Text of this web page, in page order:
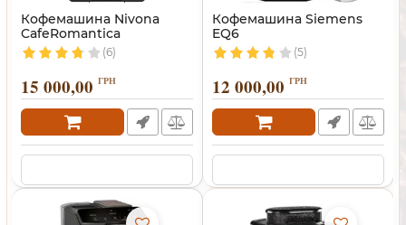
Кофемашина Nivona
CafeRomantica
(6)
15 000,00 ГРН
Кофемашина Siemens
EQ6
(5)
12 000,00 ГРН